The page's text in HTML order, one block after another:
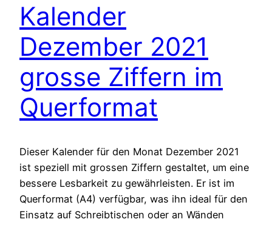
Kalender
Dezember 2021
grosse Ziffern im
Querformat
Dieser Kalender für den Monat Dezember 2021
ist speziell mit grossen Ziffern gestaltet, um eine
bessere Lesbarkeit zu gewährleisten. Er ist im
Querformat (A4) verfügbar, was ihn ideal für den
Einsatz auf Schreibtischen oder an Wänden